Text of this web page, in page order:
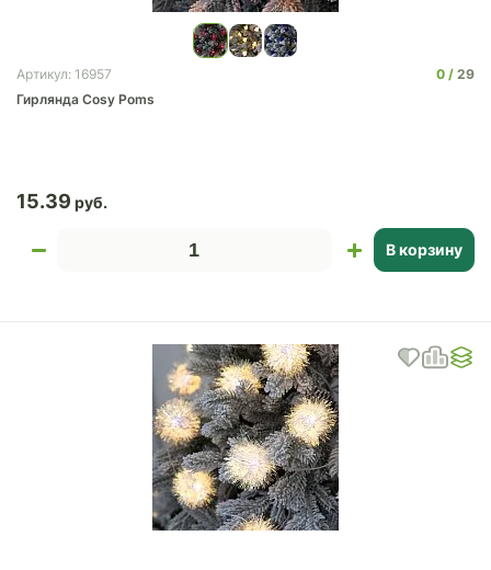
Артикул: 16957 0
29
Гирлянда Cosy Poms
15.39
В корзину